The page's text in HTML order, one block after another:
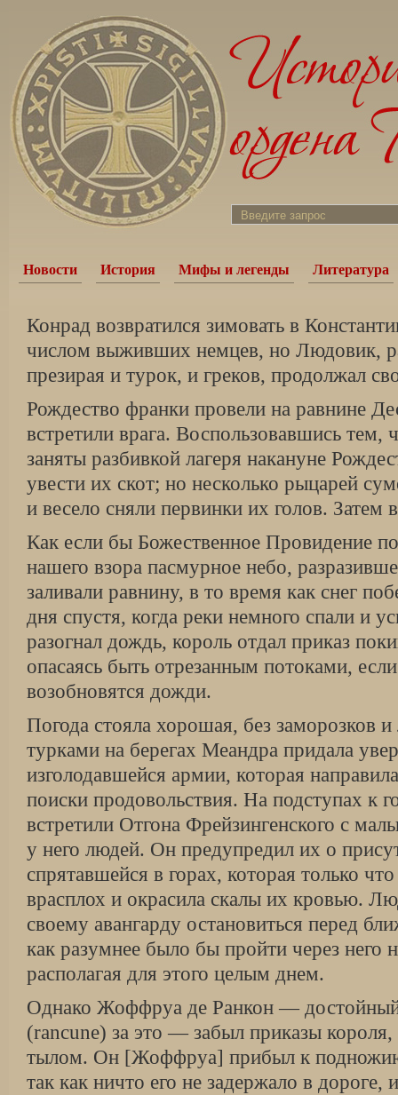
Новости История Мифы и легенды Литература
Конрад возвратился зимовать в
числом выживших немцев, но Людовик,
презирая и турок, и греков, продолжал
Рождество франки провели на равнине
встретили врага. Воспользовавшись
заняты разбивкой лагеря накануне
увести их скот; но несколько рыцарей
и весело сняли первинки их голов. Затем
Как если бы Божественное Провидение
нашего взора пасмурное небо,
заливали равнину, в то время как снег
дня спустя, когда реки немного спали и
разогнал дождь, король отдал приказ
опасаясь быть отрезанным потоками,
возобновятся дожди.
Погода стояла хорошая, без заморозков
турками на берегах Меандра придала
изголодавшейся армии, которая
поиски продовольствия. На подступах к
встретили Отгона Фрейзингенского с
у него людей. Он предупредил их о
спрятавшейся в горах, которая только
врасплох и окрасила скалы их кровью.
своему авангарду остановиться перед
как разумнее было бы пройти через него
располагая для этого целым днем.
Однако Жоффруа де Ранкон — достойный
(rancune) за это — забыл приказы
тылом. Он [Жоффруа] прибыл к
так как ничто его не задержало в дороге,